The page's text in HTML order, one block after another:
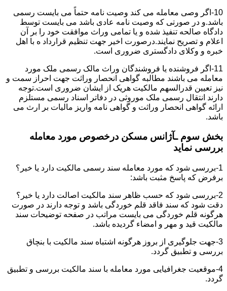
10-اگر وصی معامله می کند وصیت نامه حتماً می بایست رسمی
باشد.و در صورتی که وصیت نامه عادی باشد می بایست توسط
دادگاه صالحه تنفیذ شده و یا تمامی وراث موافقت خود را بر آن
اعلام و تصریح نمایند.درصورت اخیر جهت تنظیم قرارداد ه با اهل
خبره و وکلای دادگستری ضروری است.
11-اگر فروشنده یا فروشندگان وراث مالک رسمی ملک مورد
معامله می باشند مطالبه گواهی انحصار وراثت جهت احراز سمت و
نیز تعیین قدرالسهم مالکیت هریک از ایشان ضروری است.توجه
دارند انتقال رسمی ملک موروثی در دفاتر اسناد رسمی مستلزم
ارائه گواهی انحصار وراثت و گواهی نامه واریز مالیات بر ارث می
باشد.
بخش سوم ـآژانس مسکن درخصوص مورد معامله
بررسی نماید
1-بررسی شود که مورد معامله سند رسمی مالکیت دارد یا خیر؟
برفرض که پاسخ مثبت باشد:
2-بررسی شود که حسب ظاهر سند مالکیت اصالت دارد یا خیر؟
دقت شود که سند فاقد قلم خوردگی باشد و توجه دارند در صورت
هرگونه قلم خوردگی می بایست مراتب در صفحه توضیحات سند
مالکیت قید و مهر و امضاء گردیده باشد.
3-جهت جلوگیری از بروز هرگونه اشتباه سند مالکیت با بنچاق
بررسی و تطبیق گردد.
4-موقعیت جغرافیایی مورد معامله با سند مالکیت بررسی و تطبیق
گردد.